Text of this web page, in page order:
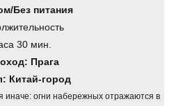
Без питания
30 мин.
Прага
Китай-город
иначе: огни набережных отражаются в